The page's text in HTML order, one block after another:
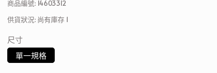
商品編號: 14603312
供貨狀況: 尚有庫存 1
尺寸
單一規格